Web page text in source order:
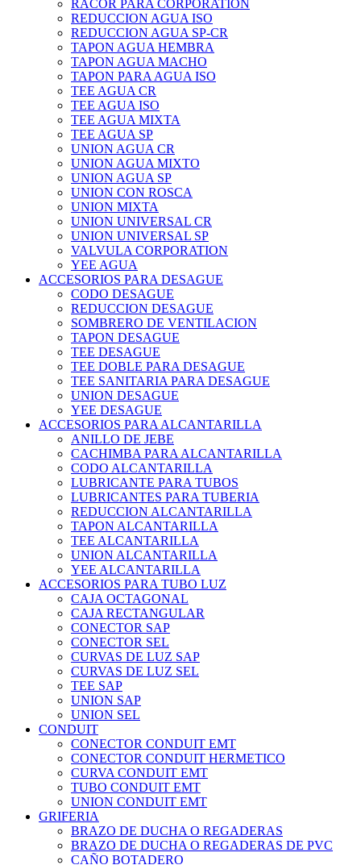
RACOR PARA CORPORATION
REDUCCION AGUA ISO
REDUCCION AGUA SP-CR
TAPON AGUA HEMBRA
TAPON AGUA MACHO
TAPON PARA AGUA ISO
TEE AGUA CR
TEE AGUA ISO
TEE AGUA MIXTA
TEE AGUA SP
UNION AGUA CR
UNION AGUA MIXTO
UNION AGUA SP
UNION CON ROSCA
UNION MIXTA
UNION UNIVERSAL CR
UNION UNIVERSAL SP
VALVULA CORPORATION
YEE AGUA
ACCESORIOS PARA DESAGUE
CODO DESAGUE
REDUCCION DESAGUE
SOMBRERO DE VENTILACION
TAPON DESAGUE
TEE DESAGUE
TEE DOBLE PARA DESAGUE
TEE SANITARIA PARA DESAGUE
UNION DESAGUE
YEE DESAGUE
ACCESORIOS PARA ALCANTARILLA
ANILLO DE JEBE
CACHIMBA PARA ALCANTARILLA
CODO ALCANTARILLA
LUBRICANTE PARA TUBOS
LUBRICANTES PARA TUBERIA
REDUCCION ALCANTARILLA
TAPON ALCANTARILLA
TEE ALCANTARILLA
UNION ALCANTARILLA
YEE ALCANTARILLA
ACCESORIOS PARA TUBO LUZ
CAJA OCTAGONAL
CAJA RECTANGULAR
CONECTOR SAP
CONECTOR SEL
CURVAS DE LUZ SAP
CURVAS DE LUZ SEL
TEE SAP
UNION SAP
UNION SEL
CONDUIT
CONECTOR CONDUIT EMT
CONECTOR CONDUIT HERMETICO
CURVA CONDUIT EMT
TUBO CONDUIT EMT
UNION CONDUIT EMT
GRIFERIA
BRAZO DE DUCHA O REGADERAS
BRAZO DE DUCHA O REGADERAS DE PVC
CAÑO BOTADERO